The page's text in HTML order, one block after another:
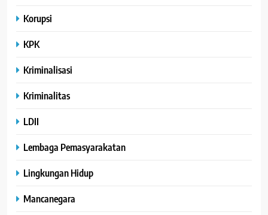
Korupsi
KPK
Kriminalisasi
Kriminalitas
LDII
Lembaga Pemasyarakatan
Lingkungan Hidup
Mancanegara